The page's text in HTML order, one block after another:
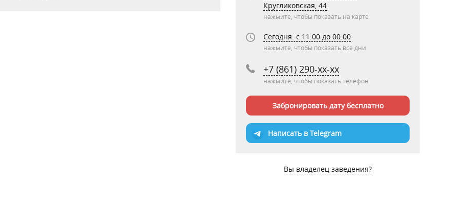
Кругликовская, 44
нажмите, чтобы показать на карте
Сегодня: c 11:00 до 00:00
нажмите, чтобы показать все дни
+7 (861) 290-xx-xx
нажмите, чтобы показать телефон
Забронировать дату бесплатно
Написать в Telegram
Вы владелец заведения?